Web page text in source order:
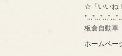
☆「いいね
板倉自動車
ホームペー